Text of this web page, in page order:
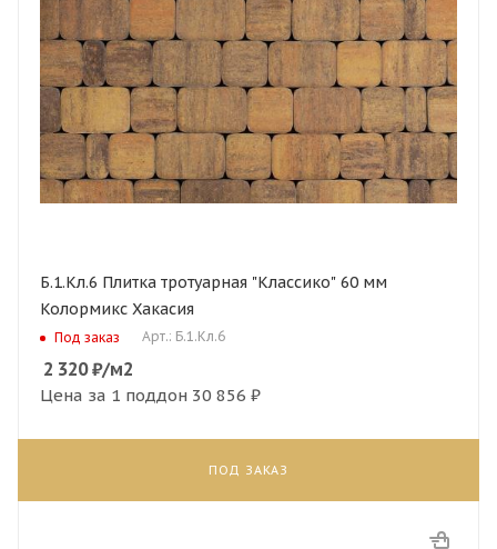
Б.1.Кл.6 Плитка тротуарная "Классико" 60 мм
Колормикс Хакасия
Под заказ Арт.: Б.1.Кл.6
2 320₽/м2
Цена за 1 поддон 30 856 ₽
ПОД ЗАКАЗ